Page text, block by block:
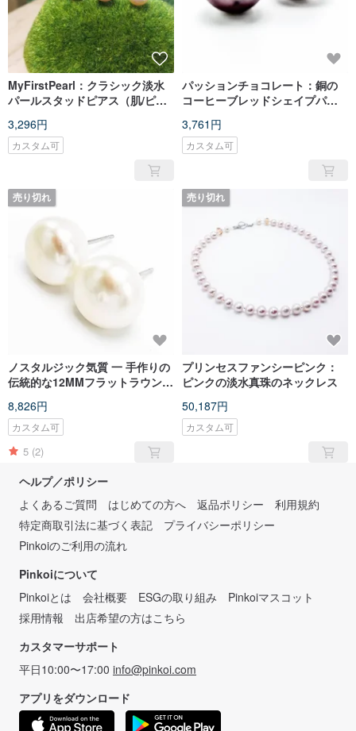
MyFirstPearl：クラシック淡水
パールスタッドピアス（肌/ピー
3,296円
カスタム可
パッションチョコレート：銅の
コーヒーブレッドシェイプパー
3,761円
カスタム可
売り切れ
ノスタルジック気質 一 手作りの
伝統的な12MMフラットラウンド
ーピアス
8,826円
カスタム可
5 (2)
売り切れ
プリンセスファンシーピンク：
ピンクの淡水真珠のネックレス
50,187円
カスタム可
ヘルプ／ポリシー
よくあるご質問
はじめての方へ 返品ポリシー
利用規約
特定商取引法に基づく表記
プライバシーポリシー
Pinkoiのご利用の流れ
Pinkoiについて
Pinkoiとは
会社概要 ESGの取り組み
Pinkoiマスコット
採用情報
出店希望の方はこちら
カスタマーサポート
平日10:00〜17:00 info@pinkoi.com
アプリをダウンロード